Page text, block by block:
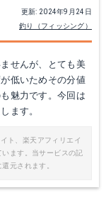
更新: 2024年9月24日
釣り（フィッシング）
せんが、とても美
低いためその分値
魅力です。今回は
ます。
ト、楽天アフィリエイ
ます。当サービスの記
元されます。